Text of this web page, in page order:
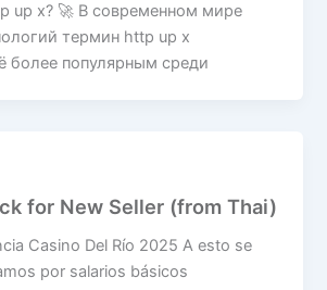
up x? 🚀 В современном мире
термин http up x
более популярным среди
for New Seller (from Thai)
Casino Del Río 2025 A esto se
por salarios básicos